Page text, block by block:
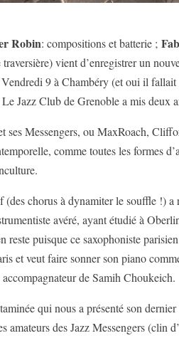
Robin: compositions et batterie ;
vient d’enregistrer un
9 à Chambéry (et oui il
Jazz Club de Grenoble a mis deux
ses Messengers, ou MaxRoach,
comme toutes les formes
chorus à dynamiter le souffle !)
avéré, ayant étudié à
reste puisque ce saxophoniste
et veut faire sonner son piano
de Samih Choukeich.
qui nous a présenté son
amateurs des Jazz Messengers